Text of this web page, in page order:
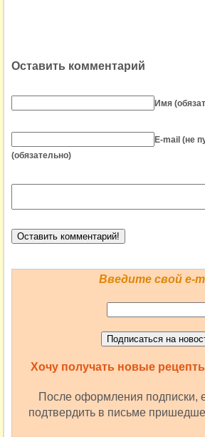
Оставить комментарий
Имя
E-mail (не
(обязательно)
Введите свой e-
Хочу получать новые
После оформления подписки,
подтвердить в письме